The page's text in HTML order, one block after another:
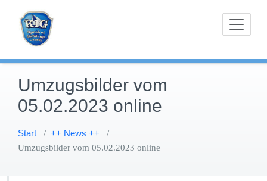
Inhalt
springen
Karnevals-Interessen-Gemeinschaft Sprakel-
Umzugsbilder vom
05.02.2023 online
Start / ++ News ++ /
Umzugsbilder vom 05.02.2023 online